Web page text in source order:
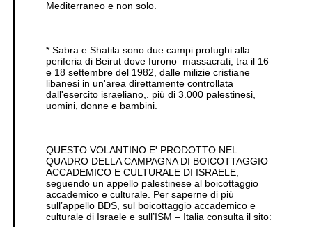
Mediterraneo e non solo.
* Sabra e Shatila sono due campi profughi alla
periferia di Beirut dove furono massacrati, tra il 16
e 18 settembre del 1982, dalle milizie cristiane
libanesi in un'area direttamente controllata
dall'esercito israeliano,. più di 3.000 palestinesi,
uomini, donne e bambini.
QUESTO VOLANTINO E' PRODOTTO NEL
QUADRO DELLA CAMPAGNA DI BOICOTTAGGIO
ACCADEMICO E CULTURALE DI ISRAELE,
seguendo un appello palestinese al boicottaggio
accademico e culturale. Per saperne di più
sull’appello BDS, sul boicottaggio accademico e
culturale di Israele e sull’ISM – Italia consulta il sito: